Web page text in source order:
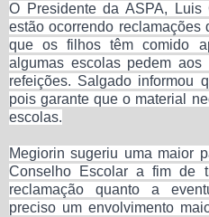
O Presidente da ASPA,
estão ocorrendo
que os filhos têm comido
algumas escolas pedem
refeições. Salgado informou
pois garante que o material
escolas.
Megiorin sugeriu uma maior
Conselho Escolar a fim de
reclamação quanto a
preciso um envolvimento